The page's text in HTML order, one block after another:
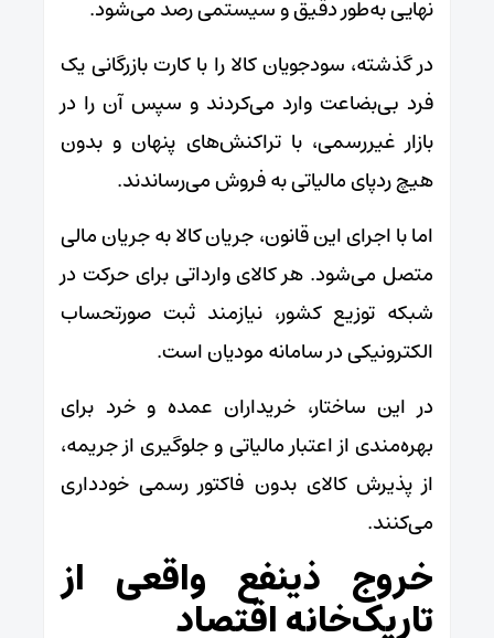
نهایی به‌طور دقیق و سیستمی رصد می‌شود.
در گذشته، سودجویان کالا را با کارت بازرگانی یک
فرد بی‌بضاعت وارد می‌کردند و سپس آن را در
بازار غیررسمی، با تراکنش‌های پنهان و بدون
هیچ ردپای مالیاتی به فروش می‌رساندند.
اما با اجرای این قانون، جریان کالا به جریان مالی
متصل می‌شود. هر کالای وارداتی برای حرکت در
شبکه توزیع کشور، نیازمند ثبت صورتحساب
الکترونیکی در سامانه مودیان است.
در این ساختار، خریداران عمده و خرد برای
بهره‌مندی از اعتبار مالیاتی و جلوگیری از جریمه،
از پذیرش کالای بدون فاکتور رسمی خودداری
می‌کنند.
خروج ذینفع واقعی از
تاریک‌خانه اقتصاد